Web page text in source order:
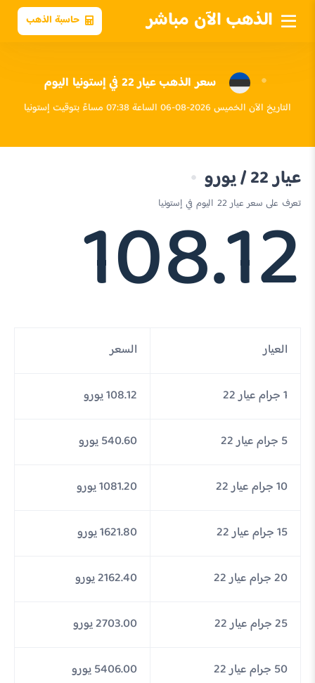
الذهب الآن مباشر حاسبة الذهب
سعر الذهب عيار 22 في إستونيا اليوم
التاريخ الآن الخميس 2026-08-06 الساعة 07:38 مساءً بتوقيت إستونيا
عيار 22 / يورو
تعرف على سعر عيار 22 اليوم في إستونيا
108.12
العيار السعر
1 جرام عيار 22 108.12 يورو
5 جرام عيار 22 540.60 يورو
10 جرام عيار 22 1081.20 يورو
15 جرام عيار 22 1621.80 يورو
20 جرام عيار 22 2162.40 يورو
25 جرام عيار 22 2703.00 يورو
50 جرام عيار 22 5406.00 يورو